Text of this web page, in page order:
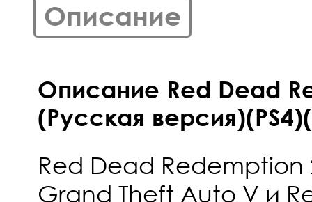
Описание
Описание Red Dead
(Русская
Red Dead Redemption
Grand Theft Auto V и